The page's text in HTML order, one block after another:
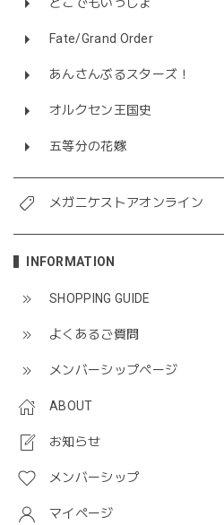
どこでもいっしょ
Fate/Grand Order
あんさんぶるスターズ！
オルクセン王国史
五等分の花嫁
メガニケストアオンライン
INFORMATION
SHOPPING GUIDE
よくあるご質問
メンバーシップページ
ABOUT
お知らせ
メンバーシップ
マイページ